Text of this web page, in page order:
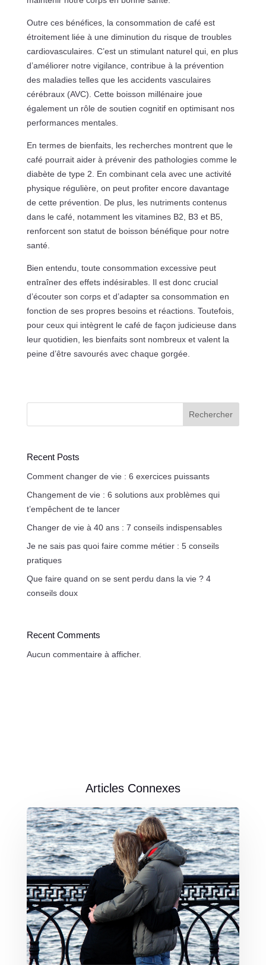
Outre ces bénéfices, la consommation de café est
étroitement liée à une diminution du risque de troubles
cardiovasculaires. C’est un stimulant naturel qui, en plus
d’améliorer notre vigilance, contribue à la prévention
des maladies telles que les accidents vasculaires
cérébraux (AVC). Cette boisson millénaire joue
également un rôle de soutien cognitif en optimisant nos
performances mentales.
En termes de bienfaits, les recherches montrent que le
café pourrait aider à prévenir des pathologies comme le
diabète de type 2. En combinant cela avec une activité
physique régulière, on peut profiter encore davantage
de cette prévention. De plus, les nutriments contenus
dans le café, notamment les vitamines B2, B3 et B5,
renforcent son statut de boisson bénéfique pour notre
santé.
Bien entendu, toute consommation excessive peut
entraîner des effets indésirables. Il est donc crucial
d’écouter son corps et d’adapter sa consommation en
fonction de ses propres besoins et réactions. Toutefois,
pour ceux qui intègrent le café de façon judicieuse dans
leur quotidien, les bienfaits sont nombreux et valent la
peine d’être savourés avec chaque gorgée.
Rechercher
Recent Posts
Comment changer de vie : 6 exercices puissants
Changement de vie : 6 solutions aux problèmes qui
t’empêchent de te lancer
Changer de vie à 40 ans : 7 conseils indispensables
Je ne sais pas quoi faire comme métier : 5 conseils
pratiques
Que faire quand on se sent perdu dans la vie ? 4
conseils doux
Recent Comments
Aucun commentaire à afficher.
Articles Connexes